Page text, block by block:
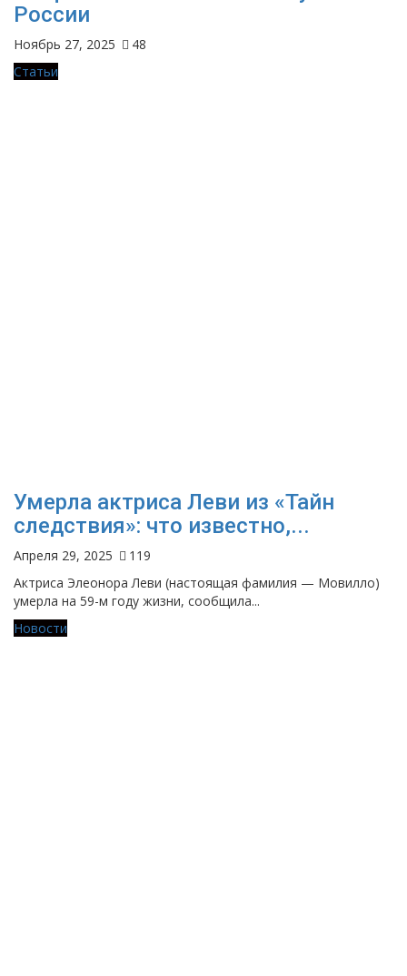
России
Ноябрь 27, 2025
48
Статьи
Умерла актриса Леви из «Тайн
следствия»: что известно,...
Апреля 29, 2025
119
Актриса Элеонора Леви (настоящая фамилия — Мовилло)
умерла на 59-м году жизни, сообщила...
Новости